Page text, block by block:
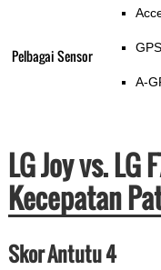
Pelbagai Sensor GPS
A-
LG Joy vs.
Kecepatan
Skor Antutu 4